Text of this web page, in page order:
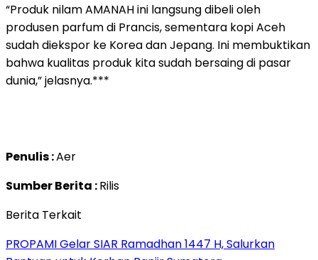
“Produk nilam AMANAH ini langsung dibeli oleh
produsen parfum di Prancis, sementara kopi Aceh
sudah diekspor ke Korea dan Jepang. Ini membuktikan
bahwa kualitas produk kita sudah bersaing di pasar
dunia,” jelasnya.***
Penulis :Aer
Sumber Berita :Rilis
Berita Terkait
PROPAMI Gelar SIAR Ramadhan 1447 H, Salurkan